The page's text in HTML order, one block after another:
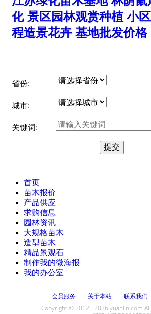
化 景区园林观赏种植 小
程造景花卉 基地批发价格
省份:
城市:
关键词:
首页
苗木报价
产品供应
求购信息
园林资讯
大规格苗木
造型苗木
精品景观石
制作我的微海报
我的办公室
会员服务 关于本站 联系我们
Copyright © 2012 - 2026 yuanlin.com